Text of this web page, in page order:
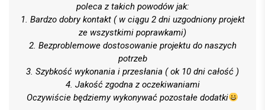
poleca z takich powodów jak:
1. Bardzo dobry kontakt ( w ciągu 2 dni uzgodniony projekt
ze wszystkimi poprawkami)
2. Bezproblemowe dostosowanie projektu do naszych
potrzeb
3. Szybkość wykonania i przesłania ( ok 10 dni całość )
4. Jakość zgodna z oczekiwaniami
Oczywiście będziemy wykonywać pozostałe dodatki